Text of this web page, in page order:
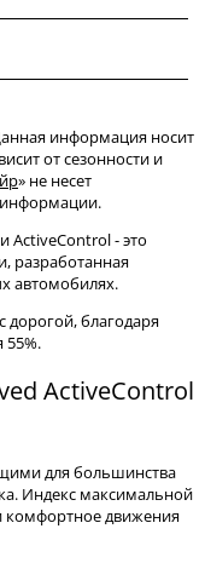
информация носит
от сезонности и
» не несет
информации.
- это
разработанная
автомобилях.
благодаря
ActiveControl
для большинства
Индекс максимальной
комфортное движения